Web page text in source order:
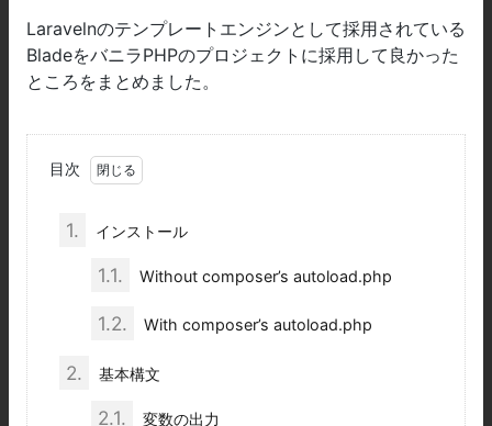
Laravelnのテンプレートエンジンとして採用されている
BladeをバニラPHPのプロジェクトに採用して良かった
ところをまとめました。
目次
1. インストール
1.1. Without composer’s autoload.php
1.2. With composer’s autoload.php
2. 基本構文
2.1. 変数の出力